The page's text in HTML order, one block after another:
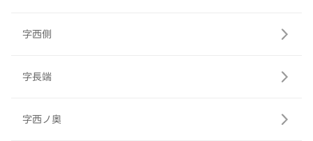
字西側
字長端
字西ノ奥